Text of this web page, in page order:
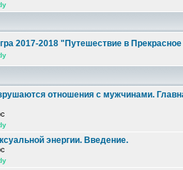
2017-2018 "Путешествие в
отношения с мужчинами.
энергии. Введение.